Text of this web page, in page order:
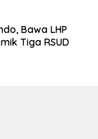
Bawa LHP
Tiga RSUD